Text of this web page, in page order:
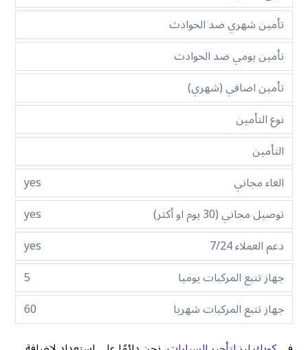
تأمين شهري ضد الحوادث
تأمين يومي ضد الحوادث
تأمين اضافي (شهري)
نوع التأمين
التأمين
الغاء مجاني
yes
توصيل مجاني (30 يوم او أكثر)
yes
دعم العملاء 7/24
yes
جهاز تتبع المركبات يوميا
5
جهاز تتبع المركبات شهريا
60